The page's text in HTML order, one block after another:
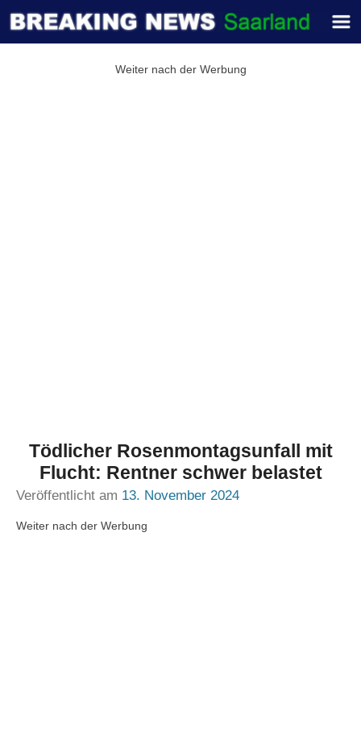
Weiter nach der Werbung
Tödlicher Rosenmontagsunfall mit
Flucht: Rentner schwer belastet
Veröffentlicht am 13. November 2024
Weiter nach der Werbung